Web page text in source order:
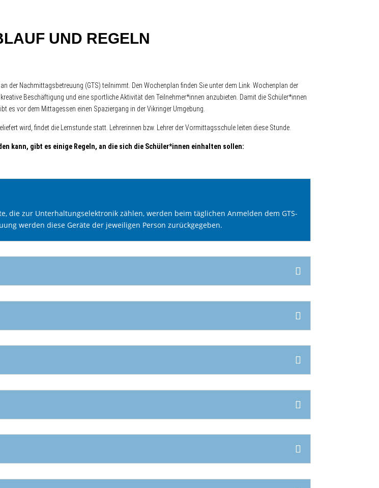
UND REGELN
der Nachmittagsbetreuung (GTS) teilnimmt. Den Wochenplan finden Sie unter dem Link Wochenplan der
Beschäftigung und eine sportliche Aktivität den Teilnehmer*innen anzubieten. Damit die Schüler*innen
es vor dem Mittagessen einen Spaziergang in der Vikringer Umgebung.
wird, findet die Lernstunde statt. Lehrerinnen bzw. Lehrer der Vormittagsschule leiten diese Stunde.
kann, gibt es einige Regeln, an die sich die Schüler*innen einhalten sollen:
, die zur Unterhaltungselektronik zählen, werden beim täglichen Anmelden dem GTS-
werden diese Geräte der jeweiligen Person zurückgegeben.